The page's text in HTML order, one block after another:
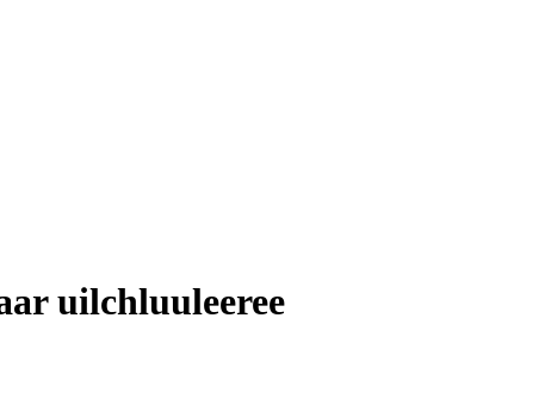
uilchluuleeree